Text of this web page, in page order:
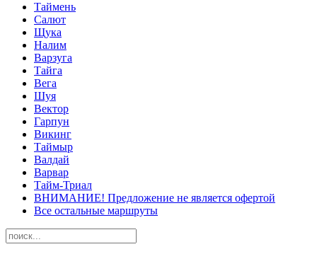
Таймень
Салют
Щука
Налим
Варзуга
Тайга
Вега
Шуя
Вектор
Гарпун
Викинг
Таймыр
Валдай
Варвар
Тайм-Триал
ВНИМАНИЕ! Предложение не является офертой
Все остальные маршруты